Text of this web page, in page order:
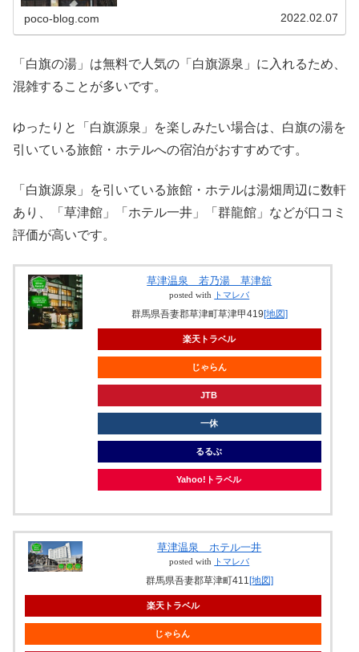
poco-blog.com 2022.02.07
「白旗の湯」は無料で人気の「白旗源泉」に入れるため、
混雑することが多いです。
ゆったりと「白旗源泉」を楽しみたい場合は、白旗の湯を
引いている旅館・ホテルへの宿泊がおすすめです。
「白旗源泉」を引いている旅館・ホテルは湯畑周辺に数軒
あり、「草津館」「ホテル一井」「群龍館」などが口コミ
評価が高いです。
草津温泉 若乃湯 草津舘
posted with トマレバ
群馬県吾妻郡草津町草津甲419 [地図]
楽天トラベル
じゃらん
JTB
一休
るるぶ
Yahoo!トラベル
草津温泉 ホテル一井
posted with トマレバ
群馬県吾妻郡草津町411 [地図]
楽天トラベル
じゃらん